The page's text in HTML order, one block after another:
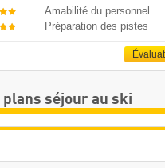
Amabilité du personnel
Préparation des pistes
plans séjour au ski